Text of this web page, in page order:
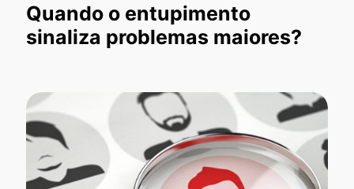
Quando o entupimento
sinaliza problemas maiores?